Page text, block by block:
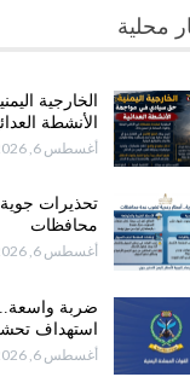
محلية
الخارجية
الأنشطة
أغسطس 6, 2026
تحذيرات
محافظات
أغسطس 6, 2026
ضربة واسعة..
استهداف
أغسطس 6, 2026